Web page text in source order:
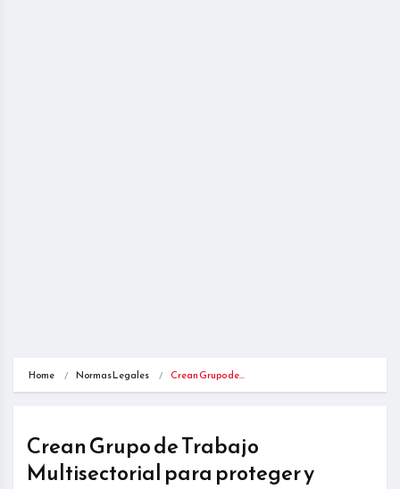
Home Normas Legales Crean Grupo de…
Crean Grupo de Trabajo
Multisectorial para proteger y